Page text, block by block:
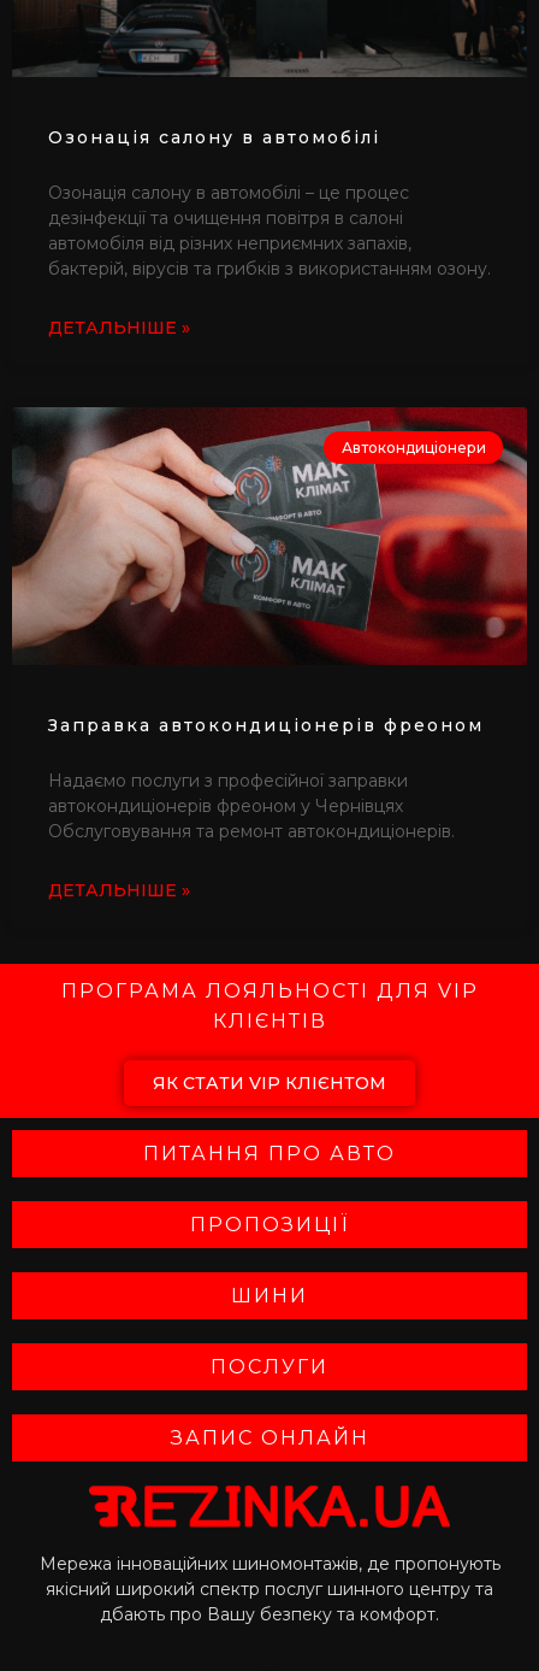
Озонація салону в автомобілі
Озонація салону в автомобілі – це процес
дезінфекції та очищення повітря в салоні
автомобіля від різних неприємних запахів,
бактерій, вірусів та грибків з використанням озону.
ДЕТАЛЬНІШЕ »
Автокондиціонери
Заправка автокондиціонерів фреоном
Надаємо послуги з професійної заправки
автокондиціонерів фреоном у Чернівцях
Обслуговування та ремонт автокондиціонерів.
ДЕТАЛЬНІШЕ »
ПРОГРАМА ЛОЯЛЬНОСТІ ДЛЯ VIP
КЛІЄНТІВ
ЯК СТАТИ VIP КЛІЄНТОМ
ПИТАННЯ ПРО АВТО
ПРОПОЗИЦІЇ
ШИНИ
ПОСЛУГИ
ЗАПИС ОНЛАЙН
Мережа інноваційних шиномонтажів, де пропонують
якісний широкий спектр послуг шинного центру та
дбають про Вашу безпеку та комфорт.